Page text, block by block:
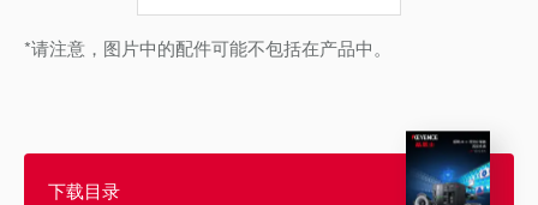
*请注意，图片中的配件可能不包括在产品中。
下载目录